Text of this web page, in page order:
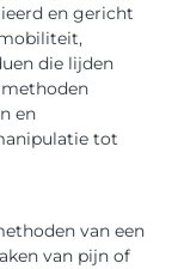
en gericht
die lijden
methoden
en
tot
van een
van pijn of